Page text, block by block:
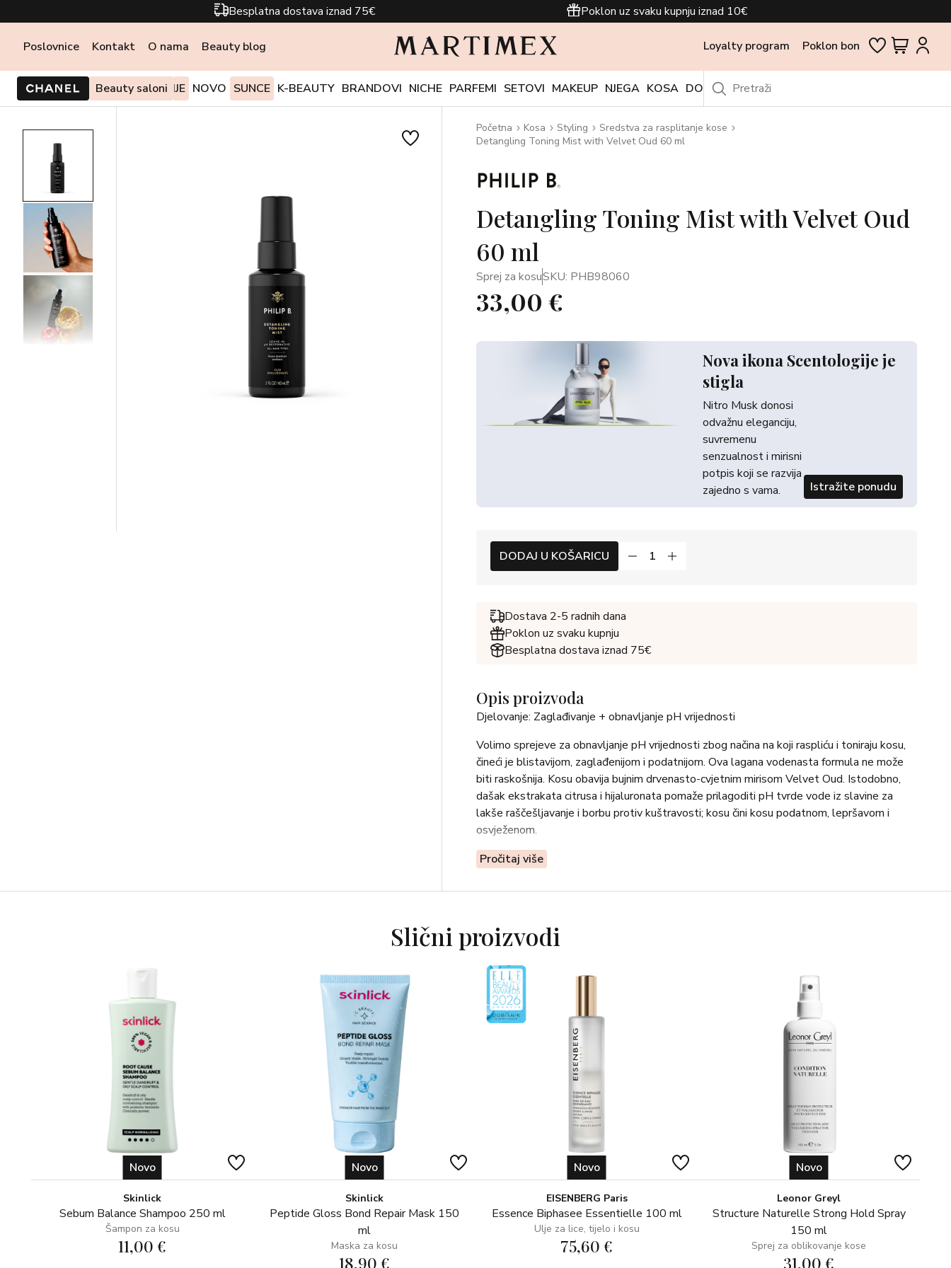
Besplatna dostava iznad 75€ Poklon uz svaku kupnju iznad 10€
Poslovnice Kontakt O nama Beauty blog Loyalty program Poklon bon
Beauty saloni
PONUDE I AKCIJE NOVO SUNCE K-BEAUTY BRANDOVI NICHE PARFEMI SETOVI MAKEUP NJEGA KOSA DODACI OUTLET
Početna Kosa Styling
Sredstva za rasplitanje kose
Detangling Toning Mist with Velvet Oud 60 ml
Detangling Toning Mist with Velvet Oud
60 ml
Sprej za kosuSKU: PHB98060
33,00 €
Nova ikona Scentologije je
stigla
Nitro Musk donosi
odvažnu eleganciju,
suvremenu
senzualnost i mirisni
potpis koji se razvija
zajedno s vama.
Istražite ponudu
DODAJ U KOŠARICU
Dostava 2-5 radnih dana
Poklon uz svaku kupnju
Besplatna dostava iznad 75€
Opis proizvoda
Djelovanje: Zaglađivanje + obnavljanje pH vrijednosti
Volimo sprejeve za obnavljanje pH vrijednosti zbog načina na koji raspliću i toniraju kosu,
čineći je blistavijom, zaglađenijom i podatnijom. Ova lagana vodenasta formula ne može
biti raskošnija. Kosu obavija bujnim drvenasto-cvjetnim mirisom Velvet Oud. Istodobno,
dašak ekstrakata citrusa i hijaluronata pomaže prilagoditi pH tvrde vode iz slavine za
lakše raščešljavanje i borbu protiv kuštravosti; kosu čini kosu podatnom, lepršavom i
osvježenom.
• Toner je lagan poput vode, ne ispire se i odlikuje ga zavodljiv drvenasto-cvjetni miris
• Hijaluronat i ekstrakti citrusa raspliću, zaglađuju neukrotive vlasi te kosu čine iznimno
• Kosu čini osvježenom i blistavom.
mokra. Lagano raspršite po sredini vlasi i vrhovima kose. Utisnite u kosu, zatim je osušite
ručnikom i
oblikujte kao obično. Ili lagano raspršite po suhoj kosi za osvježavanje frizure u bilo kojem
trenutku.
Sastojci: Water (Aqua), Polysorbate 20, Dipropylene Glycol, Propanediol, Fragrance
(Parfum), Phenoxyethanol, Silicone Quaternium-8, Amodimethicone, Polysilicone-29,
Silicone Quaternium-18, Trideceth-10, Glycerin, PEG-40/PPG-8
Methylaminopropyl/Hydroxypropyl Dimethicone Copolymer, Trideceth-6, Trideceth-12,
Tocopheryl Acetate, Citric Acid, Caprylyl Glycol, Decylene Glycol, Cetrimonium Chloride,
Limonene, Linalool, Benzyl Salicylate, Hexyl Cinnamal, Hydroxycitronellal, Citronellol,
Geraniol, Coumarin, Sodium Hyaluronate, Ethylhexylglycerin.
*Proizvođač može odlučiti promijeniti sastav proizvoda. Kompletan i aktualan popis
sastojaka pročitajte na pakiranju.
Pročitaj više
Slični proizvodi
Novo
Skinlick
Sebum Balance Shampoo 250 ml
Šampon za kosu
11,00 €
Novo
Skinlick
Peptide Gloss Bond Repair Mask 150
ml
Maska za kosu
18,90 €
Novo
EISENBERG Paris
Essence Biphasee Essentielle 100 ml
Ulje za lice, tijelo i kosu
75,60 €
Novo
Leonor Greyl
Structure Naturelle Strong Hold Spray
150 ml
Sprej za oblikovanje kose
31,00 €